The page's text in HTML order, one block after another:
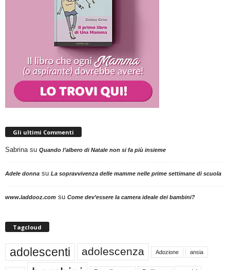
Gli ultimi Commenti
Sabrina su Quando l’albero di Natale non si fa più insieme
Adele donna su La sopravvivenza delle mamme nelle prime settimane di scuola
www.laddooz.com su Come dev’essere la camera ideale dei bambini?
Tagcloud
adolescenti adolescenza Adozione ansia